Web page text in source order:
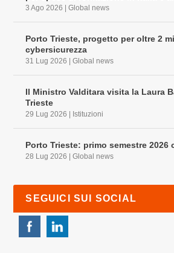
3 Ago 2026 |Global news
Porto Trieste, progetto per oltre 2
cybersicurezza
31 Lug 2026 |Global news
Il Ministro Valditara visita la Laura
Trieste
29 Lug 2026 | Istituzioni
Porto Trieste: primo semestre 2026
28 Lug 2026 |Global news
SEGUICI SUI SOCIAL